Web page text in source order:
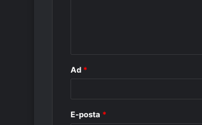
Ad *
E-posta *